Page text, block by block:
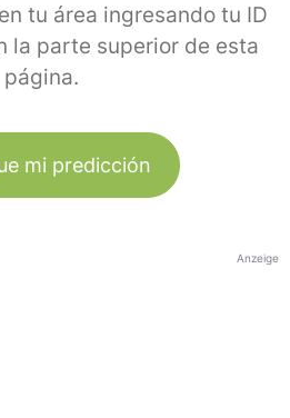
tu área ingresando tu ID
la parte superior de esta
página.
mi predicción
Anzeige